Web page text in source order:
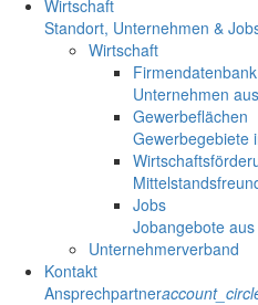
Wirtschaft
Standort, Unternehmen &
Wirtschaft
Firmendatenbank
Unternehmen
Gewerbeflächen
Gewerbegebiete
Jobs
Jobangebote
Unternehmerverband
Kontakt
Ansprechpartner